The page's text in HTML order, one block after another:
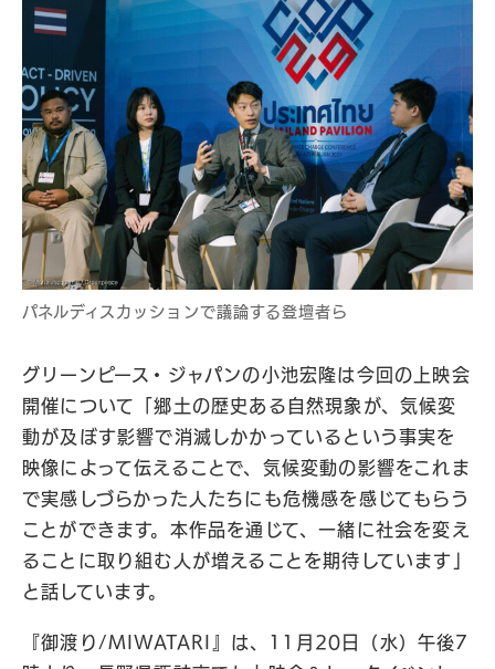
パネルディスカッションで議論する登壇者ら
グリーンピース・ジャパンの小池宏隆は今回の上映会
開催について「郷土の歴史ある自然現象が、気候変
動が及ぼす影響で消滅しかかっているという事実を
映像によって伝えることで、気候変動の影響をこれま
で実感しづらかった人たちにも危機感を感じてもらう
ことができます。本作品を通じて、一緒に社会を変え
ることに取り組む人が増えることを期待しています」
と話しています。
『御渡り/MIWATARI』は、11月20日（水）午後7